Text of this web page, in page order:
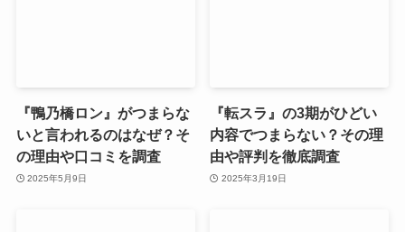
『鴨乃橋ロン』がつまらな
いと言われるのはなぜ？そ
の理由や口コミを調査
2025年5月9日
『転スラ』の3期がひどい
内容でつまらない？その理
由や評判を徹底調査
2025年3月19日